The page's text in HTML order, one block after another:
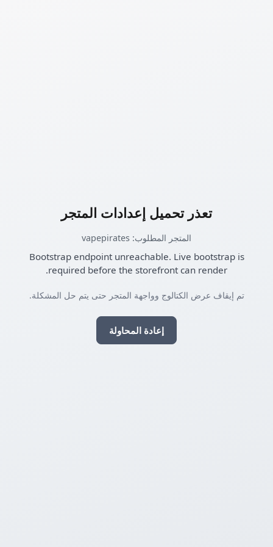
تعذر تحميل إعدادات المتجر
المتجر المطلوب: vapepirates
Bootstrap endpoint unreachable. Live bootstrap is
required before the storefront can render.
تم إيقاف عرض الكتالوج وواجهة المتجر حتى يتم حل المشكلة.
إعادة المحاولة